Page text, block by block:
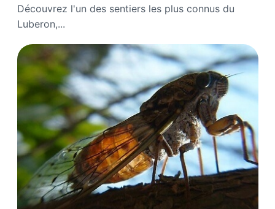
Découvrez l'un des sentiers les plus connus du
Luberon,...